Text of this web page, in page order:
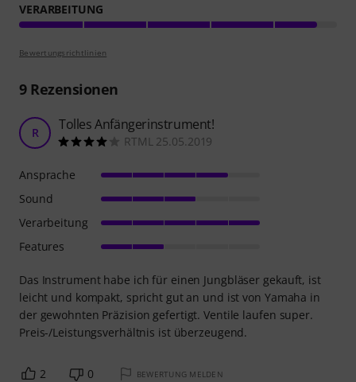
VERARBEITUNG
Bewertungsrichtlinien
9Rezensionen
R Tolles Anfängerinstrument!
RTML 25.05.2019
Das Instrument habe ich für einen Jungbläser gekauft, ist
leicht und kompakt, spricht gut an und ist von Yamaha in
der gewohnten Präzision gefertigt. Ventile laufen super.
Preis-/Leistungsverhältnis ist überzeugend.
Ansprache
Sound
Verarbeitung
Features
2 0 BEWERTUNG MELDEN